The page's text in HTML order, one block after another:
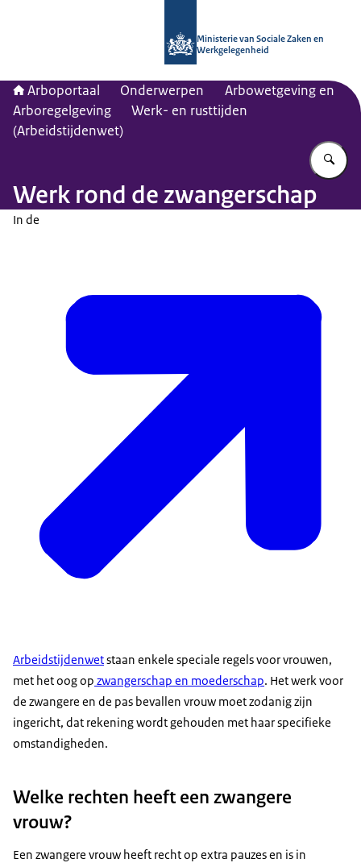
Ministerie van Sociale Zaken en
Werkgelegenheid
Arboportaal Onderwerpen
Arbowetgeving en
Arboregelgeving
Werk- en rusttijden
(Arbeidstijdenwet)
Werk rond de zwangerschap
In de
Arbeidstijdenwetstaan enkele speciale regels voor vrouwen,
met het oog op zwangerschap en moederschap. Het werk voor
de zwangere en de pas bevallen vrouw moet zodanig zijn
ingericht, dat rekening wordt gehouden met haar specifieke
omstandigheden.
Welke rechten heeft een zwangere
vrouw?
Een zwangere vrouw heeft recht op extra pauzes en is in